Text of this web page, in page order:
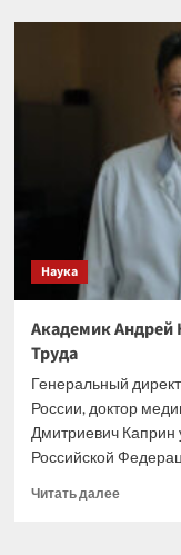
шельфа.
членом-
РАН
Игорем
Наука
Академик Андрей
Труда
Генеральный
России, доктор
Дмитриевич Каприн
Российской
Читать далееПрочитать